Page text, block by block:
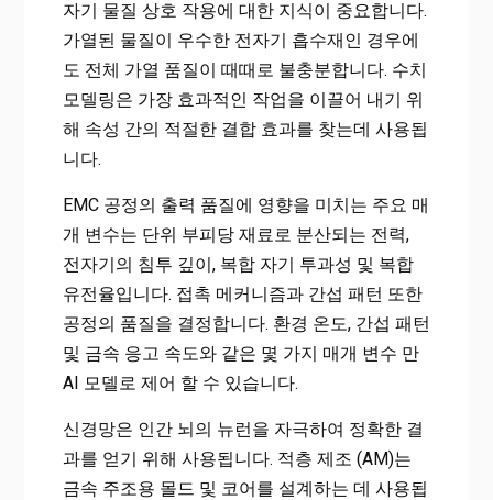
자기 물질 상호 작용에 대한 지식이 중요합니다.
가열된 물질이 우수한 전자기 흡수재인 경우에
도 전체 가열 품질이 때때로 불충분합니다. 수치
모델링은 가장 효과적인 작업을 이끌어 내기 위
해 속성 간의 적절한 결합 효과를 찾는데 사용됩
니다.
EMC 공정의 출력 품질에 영향을 미치는 주요 매
개 변수는 단위 부피당 재료로 분산되는 전력,
전자기의 침투 깊이, 복합 자기 투과성 및 복합
유전율입니다. 접촉 메커니즘과 간섭 패턴 또한
공정의 품질을 결정합니다. 환경 온도, 간섭 패턴
및 금속 응고 속도와 같은 몇 가지 매개 변수 만
AI 모델로 제어 할 수 있습니다.
신경망은 인간 뇌의 뉴런을 자극하여 정확한 결
과를 얻기 위해 사용됩니다. 적층 제조 (AM)는
금속 주조용 몰드 및 코어를 설계하는 데 사용됩